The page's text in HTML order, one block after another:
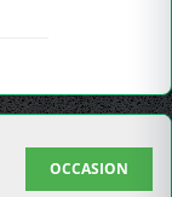
OCCASION